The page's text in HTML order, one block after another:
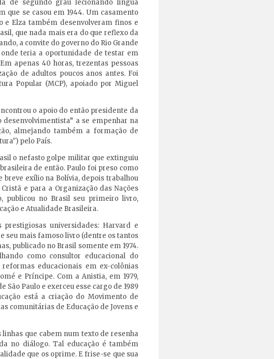
de segundo grau lecionando língua
que se casou em 1944. Um casamento
e Elza também desenvolveram finos e
que nada mais era do que reflexo da
a convite do governo do Rio Grande
teria a oportunidade de testar em
apenas 40 horas, trezentas pessoas
de adultos poucos anos antes. Foi
Popular (MCP), apoiado por Miguel
o apoio do então presidente da
a se empenhar na
almejando também a formação de
pelo País.
o nefasto golpe militar que extinguiu
de então. Paulo foi preso como
breve exílio na Bolívia, depois trabalhou
e para a Organização das Nações
publicou no Brasil seu primeiro livro,
e Atualidade Brasileira.
universidades: Harvard e
seu mais famoso livro (dentre os tantos
publicado no Brasil somente em 1974.
como consultor educacional do
educacionais em ex-colônias
e Príncipe. Com a Anistia, em 1979,
Paulo e exerceu esse cargo de 1989
está a criação do Movimento de
comunitárias de Educação de Jovens e
que cabem num texto de resenha
no diálogo. Tal educação é também
que os oprime. E frise-se que sua